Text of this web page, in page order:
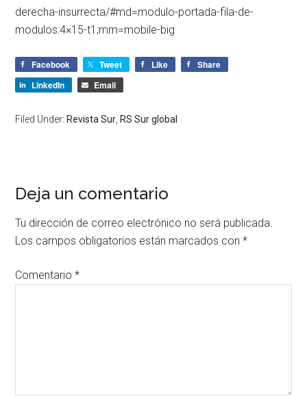
derecha-insurrecta/#md=modulo-portada-fila-de-
modulos:4×15-t1;mm=mobile-big
Facebook Tweet Like
Share
LinkedIn
Email
Filed Under: Revista Sur RS Sur global
Deja un comentario
Tu dirección de correo electrónico no será publicada.
Los campos obligatorios están marcados con*
Comentario*